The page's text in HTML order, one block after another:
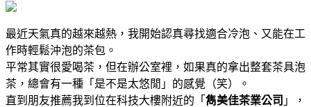
最近天氣真的越來越熱，我開始認真尋找適合冷泡、又能在工
作時輕鬆沖泡的茶包。
平常其實很愛喝茶，但在辦公室裡，如果真的拿出整套茶具泡
茶，總會有一種「是不是太悠閒」的感覺（笑）。
直到朋友推薦我到位在科技大樓附近的「 雋美佳茶業公司 」，